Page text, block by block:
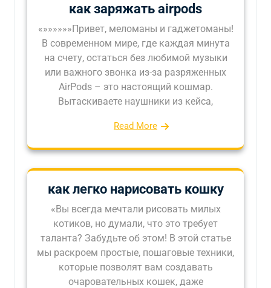
как заряжать airpods
«»»»»»»Привет, меломаны и гаджетоманы!
В современном мире, где каждая минута
на счету, остаться без любимой музыки
или важного звонка из-за разряженных
AirPods – это настоящий кошмар.
Вытаскиваете наушники из кейса,
Read More
как легко нарисовать кошку
«Вы всегда мечтали рисовать милых
котиков, но думали, что это требует
таланта? Забудьте об этом! В этой статье
мы раскроем простые, пошаговые техники,
которые позволят вам создавать
очаровательных кошек, даже